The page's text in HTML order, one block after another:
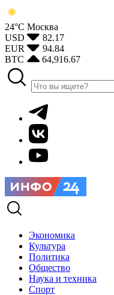
24°С Москва
USD
82.17
EUR
94.84
BTC
64,916.67
Экономика
Культура
Политика
Общество
Наука и техника
Спорт